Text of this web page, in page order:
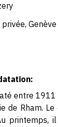
Genève
entre
de Rham.
printemps,